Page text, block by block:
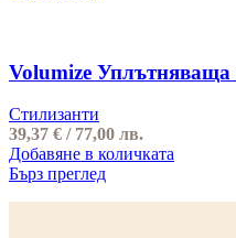
Volumize Уплътняваща
Стилизанти
39,37 € / 77,00 лв.
Добавяне в количката
Бърз преглед